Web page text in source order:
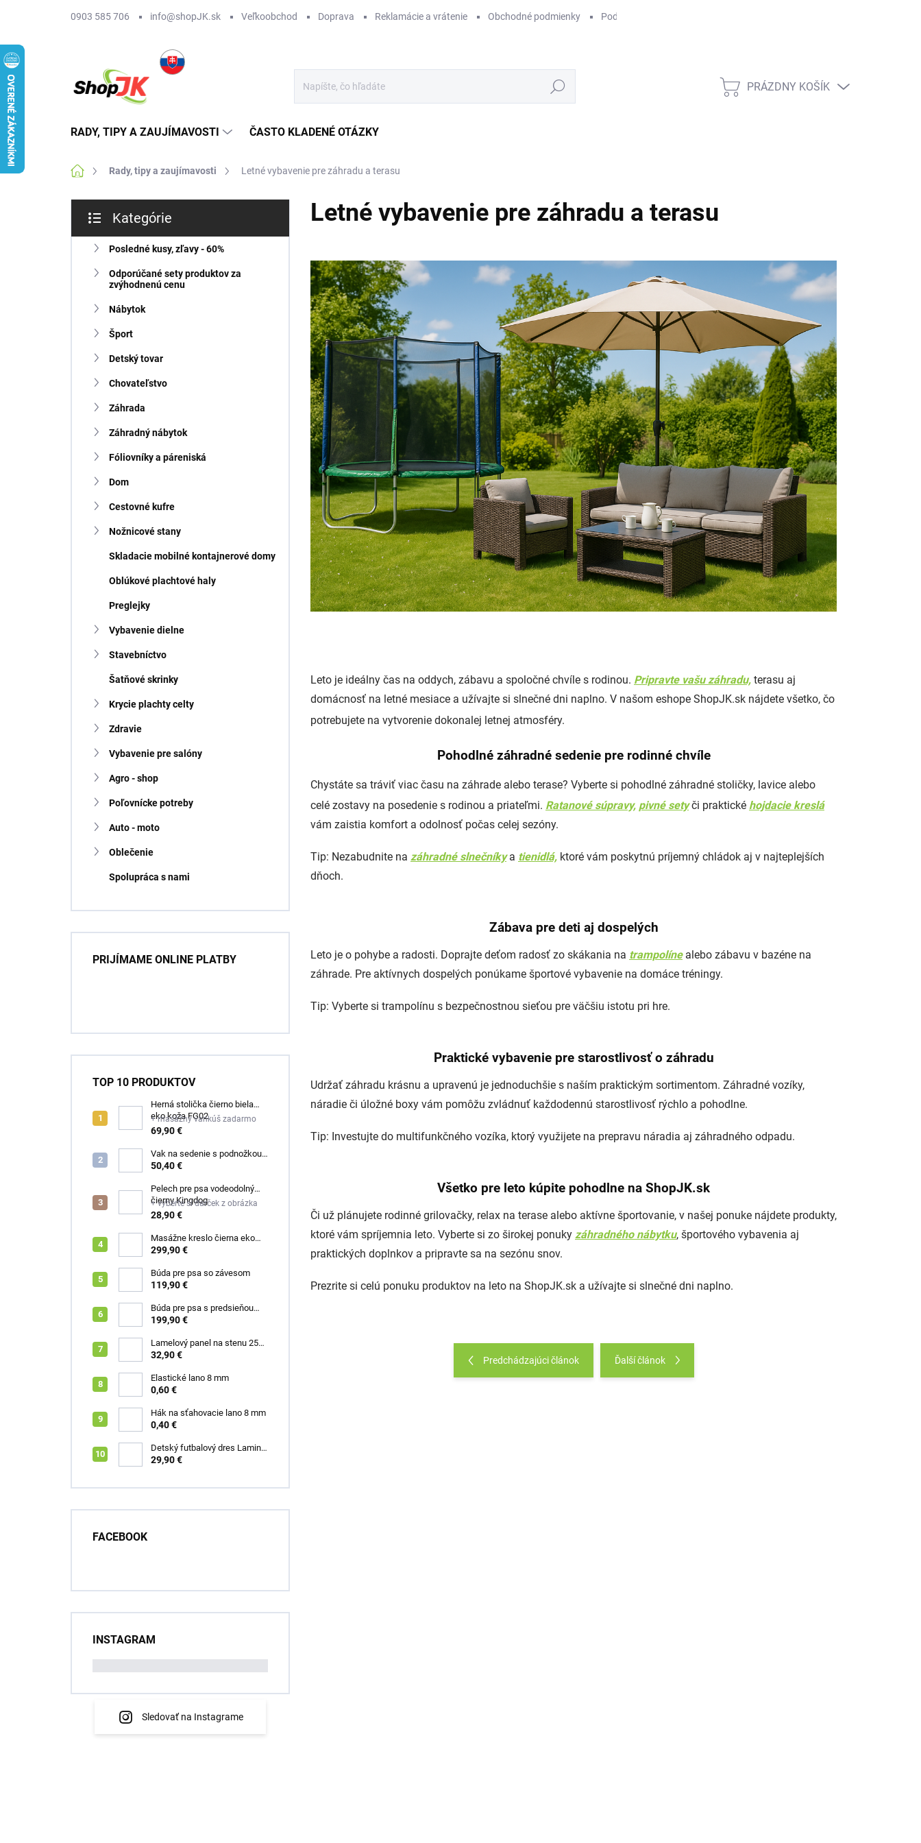
0903 585 706 info@shopJK.sk Veľkoobchod Doprava Reklamácie a vrátenie Obchodné podmienky Podmienky ochrany osobných údajov
Hľadať
NÁKUPNÝ
PRÁZDNY KOŠÍK
RADY, TIPY A ZAUJÍMAVOSTI ČASTO KLADENÉ OTÁZKY
DomovRady, tipy a zaujímavosti Letné vybavenie pre záhradu a terasu
č
kategórie
Kategórie
Posledné kusy, zľavy - 60%
Odporúčané sety produktov za
zvýhodnenú cenu
Nábytok
Šport
Detský tovar
Chovateľstvo
Záhrada
Záhradný nábytok
Fóliovníky a páreniská
Dom
Cestovné kufre
Nožnicové stany
Skladacie mobilné kontajnerové domy
Oblúkové plachtové haly
Preglejky
Vybavenie dielne
Stavebníctvo
Šatňové skrinky
Krycie plachty celty
Zdravie
Vybavenie pre salóny
Agro - shop
Poľovnícke potreby
Auto - moto
Oblečenie
Spolupráca s nami
PRIJÍMAME ONLINE PLATBY
TOP 10 PRODUKTOV
Herná stolička čierno biela
eko koža FG02
+ masážny vankúš zadarmo
69,90 €
Vak na sedenie s podnožkou
čierny ekokoža
50,40 €
Pelech pre psa vodeodolný
čierny Kingdog
+ vyberte si darček z obrázka
28,90 €
Masážne kreslo čierna eko
koža Box
299,90 €
Búda pre psa so závesom
119,90 €
Búda pre psa s predsieňou
šedá XL Roky
199,90 €
Lamelový panel na stenu 255
x 46 cm dub zlatý
32,90 €
Elastické lano 8 mm
0,60 €
Hák na sťahovacie lano 8 mm
0,40 €
Detský futbalový dres Lamine
Yamal FC Barcelona
29,90 €
FACEBOOK
INSTAGRAM
Sledovať na Instagrame
Letné vybavenie pre záhradu a terasu
Leto je ideálny čas na oddych, zábavu a spoločné chvíle s rodinou. Pripravte vašu záhradu, terasu aj
domácnosť na letné mesiace a užívajte si slnečné dni naplno. V našom eshope ShopJK.sk nájdete všetko, čo
potrebujete na vytvorenie dokonalej letnej atmosféry.
Pohodlné záhradné sedenie pre rodinné chvíle
Chystáte sa tráviť viac času na záhrade alebo terase? Vyberte si pohodlné záhradné stoličky, lavice alebo
celé zostavy na posedenie s rodinou a priateľmi. Ratanové súpravy, pivné setyči praktické hojdacie kreslá
vám zaistia komfort a odolnosť počas celej sezóny.
Tip: Nezabudnite na záhradné slnečníkya tienidlá, ktoré vám poskytnú príjemný chládok aj v najteplejších
dňoch.
Zábava pre deti aj dospelých
Leto je o pohybe a radosti. Doprajte deťom radosť zo skákania na trampolínealebo zábavu v bazéne na
záhrade. Pre aktívnych dospelých ponúkame športové vybavenie na domáce tréningy.
Tip: Vyberte si trampolínu s bezpečnostnou sieťou pre väčšiu istotu pri hre.
Praktické vybavenie pre starostlivosť o záhradu
Udržať záhradu krásnu a upravenú je jednoduchšie s naším praktickým sortimentom. Záhradné vozíky,
náradie či úložné boxy vám pomôžu zvládnuť každodennú starostlivosť rýchlo a pohodlne.
Tip: Investujte do multifunkčného vozíka, ktorý využijete na prepravu náradia aj záhradného odpadu.
Všetko pre leto kúpite pohodlne na ShopJK.sk
Či už plánujete rodinné grilovačky, relax na terase alebo aktívne športovanie, v našej ponuke nájdete produkty,
ktoré vám spríjemnia leto. Vyberte si zo širokej ponuky záhradného nábytku, športového vybavenia aj
praktických doplnkov a pripravte sa na sezónu snov.
Prezrite si celú ponuku produktov na leto na ShopJK.sk a užívajte si slnečné dni naplno.
Predchádzajúci článok Ďalší článok